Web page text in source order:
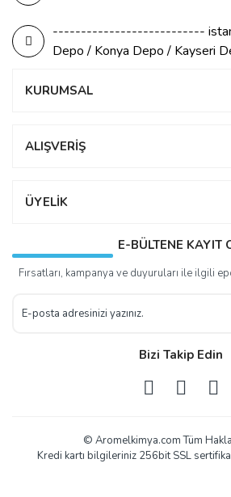
---------------------------
Depo / Konya Depo / Kayseri
KURUMSAL
ALIŞVERİŞ
ÜYELİK
E-BÜLTENE KAYIT
Fırsatları, kampanya ve duyuruları ile ilgili
Bizi Takip Edin
© Aromelkimya.com Tüm
Kredi kartı bilgileriniz 256bit SSL